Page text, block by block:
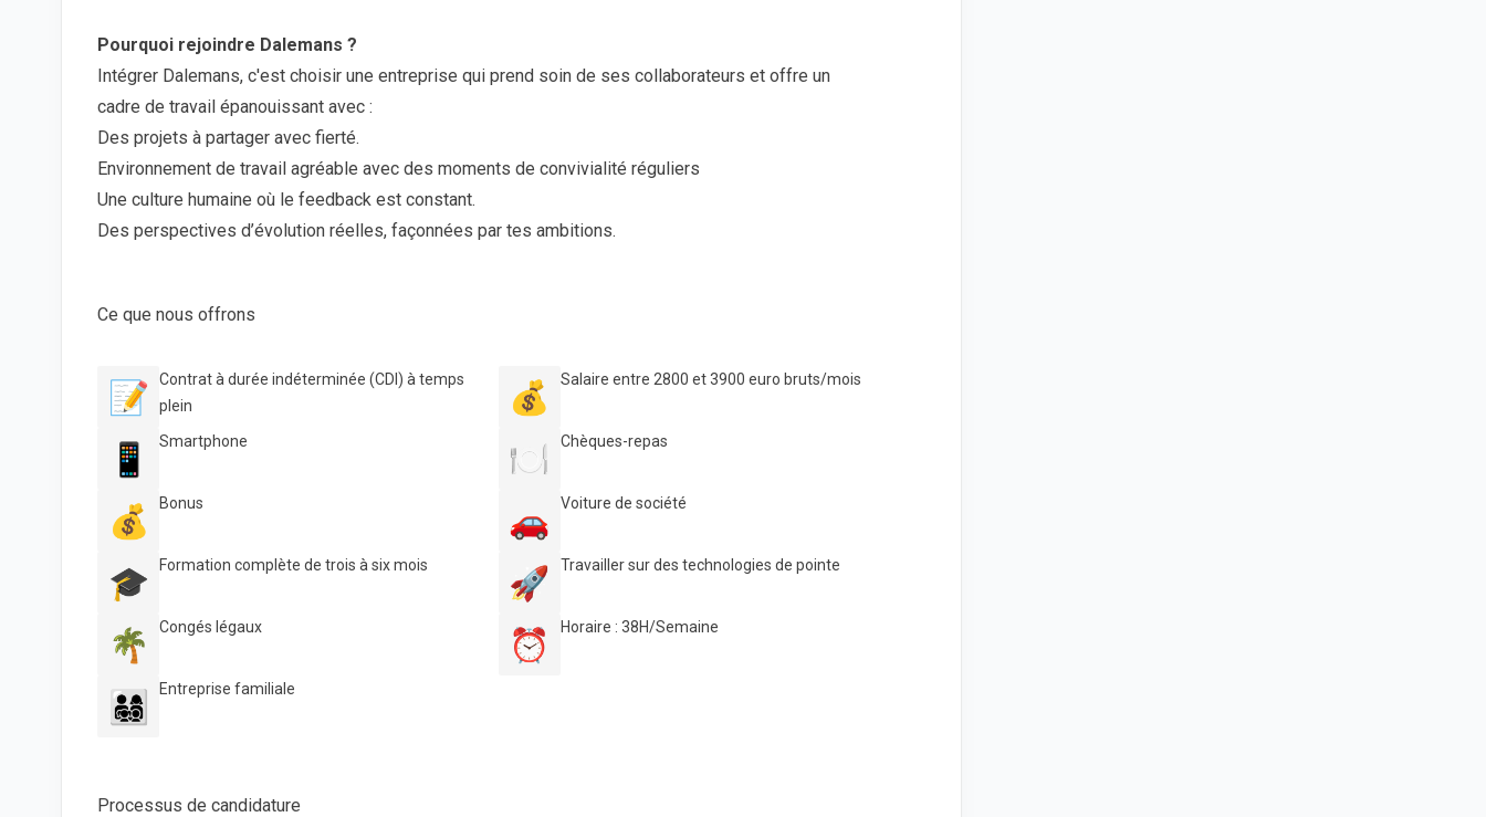
Pourquoi rejoindre Dalemans ?
Intégrer Dalemans, c'est choisir une entreprise qui prend soin de ses collaborateurs et offre un
cadre de travail épanouissant avec :
Des projets à partager avec fierté.
Environnement de travail agréable avec des moments de convivialité réguliers
Une culture humaine où le feedback est constant.
Des perspectives d’évolution réelles, façonnées par tes ambitions.
Ce que nous offrons
📝
Contrat à durée indéterminée (CDI) à temps
plein
💰 Salaire entre 2800 et 3900 euro bruts/mois
📱 Smartphone 🍽️ Chèques-repas
💰 Bonus 🚗 Voiture de société
🎓 Formation complète de trois à six mois 🚀 Travailler sur des technologies de pointe
🌴 Congés légaux ⏰ Horaire : 38H/Semaine
👨‍👩‍👧‍👦 Entreprise familiale
Processus de candidature